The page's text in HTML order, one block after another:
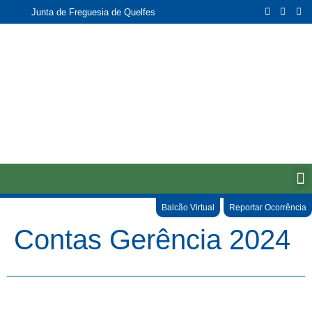
Junta de Freguesia de Quelfes
Balcão Virtual Reportar Ocorrência
Contas Gerência 2024